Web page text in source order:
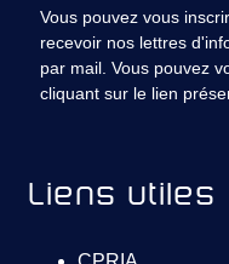
Vous pouvez vous
recevoir nos lettres
par mail. Vous pouvez
cliquant sur le lien
Liens utiles